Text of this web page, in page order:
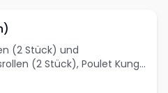
(2 Stück) und
(2 Stück), Poulet Kung-